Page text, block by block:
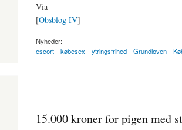
Via
[Obsblog IV]
Nyheder:
escort
købesex ytringsfrihed Grundloven
15.000 kroner for pigen med